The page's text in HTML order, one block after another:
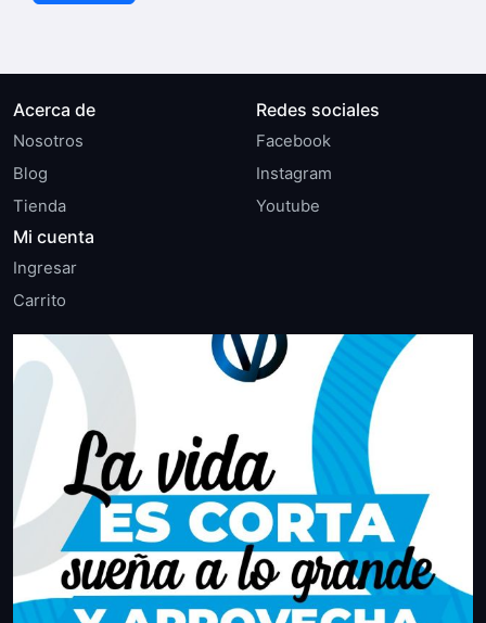
Acerca de
Nosotros
Blog
Tienda
Redes sociales
Facebook
Instagram
Youtube
Mi cuenta
Ingresar
Carrito